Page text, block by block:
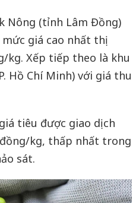
Nông (tỉnh Lâm Đồng)
giá cao nhất thị
kg. Xếp tiếp theo là khu
Hồ Chí Minh) với giá thu
tiêu được giao dịch
kg, thấp nhất trong
sát.